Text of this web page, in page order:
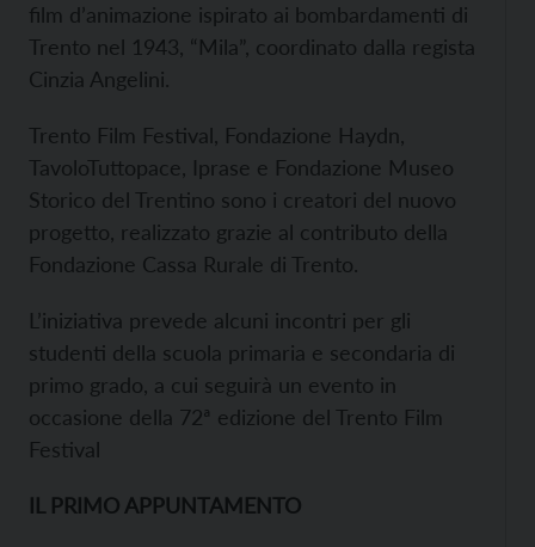
film d’animazione ispirato ai bombardamenti di
Trento nel 1943, “Mila”, coordinato dalla regista
Cinzia Angelini.
Trento Film Festival, Fondazione Haydn,
TavoloTuttopace, Iprase e Fondazione Museo
Storico del Trentino sono i creatori del nuovo
progetto, realizzato grazie al contributo della
Fondazione Cassa Rurale di Trento.
L’iniziativa prevede alcuni incontri per gli
studenti della scuola primaria e secondaria di
primo grado, a cui seguirà un evento in
occasione della 72ª edizione del Trento Film
Festival
IL PRIMO APPUNTAMENTO